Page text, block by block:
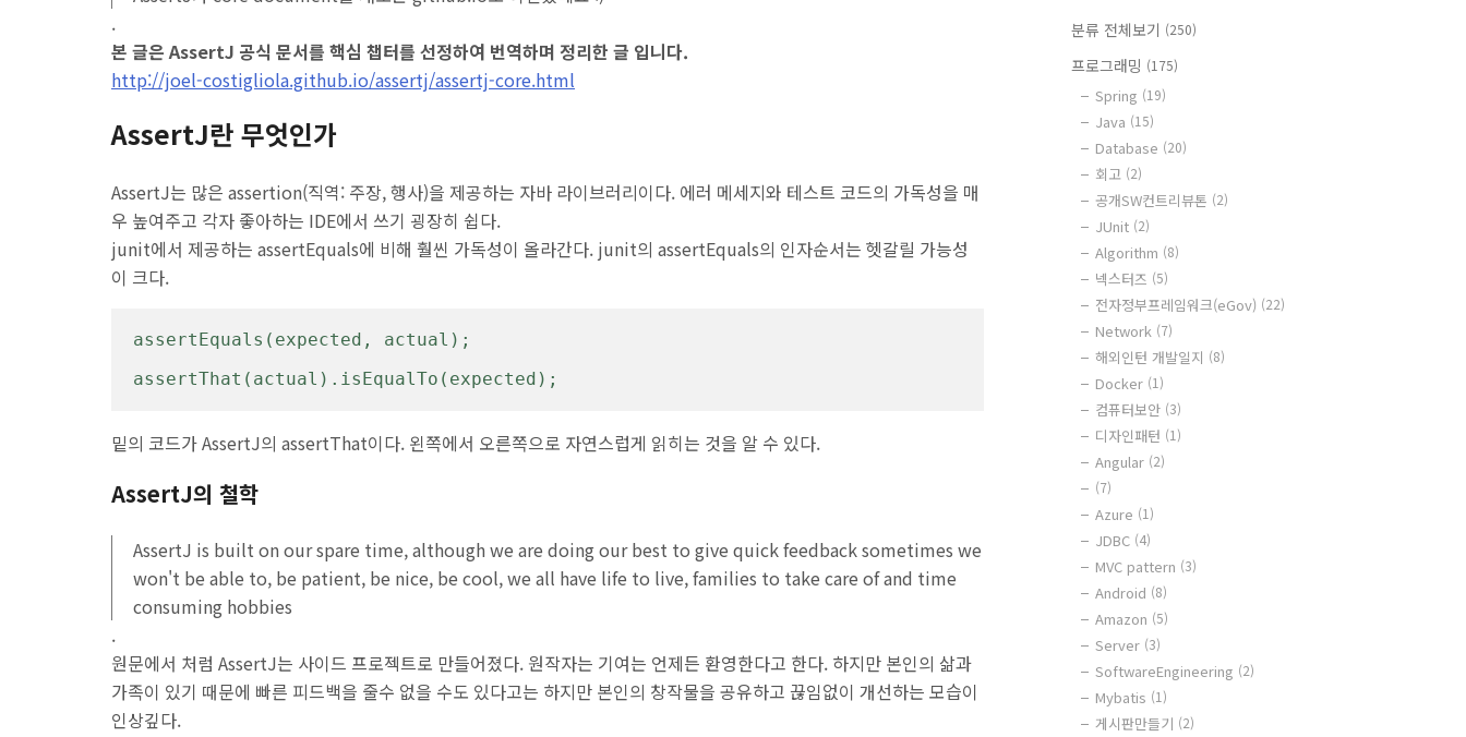
.
본 글은 AssertJ 공식 문서를 핵심 챕터를 선정하여 번역하며 정리한 글 입니다.
http://joel-costigliola.github.io/assertj/assertj-core.html
AssertJ란 무엇인가
AssertJ는 많은 assertion(직역: 주장, 행사)을 제공하는 자바 라이브러리이다. 에러 메세지와 테스트 코드의 가독성을 매
우 높여주고 각자 좋아하는 IDE에서 쓰기 굉장히 쉽다.
junit에서 제공하는 assertEquals에 비해 훨씬 가독성이 올라간다. junit의 assertEquals의 인자순서는 헷갈릴 가능성
이 크다.
assertEquals(expected, actual);
assertThat(actual).isEqualTo(expected);
밑의 코드가 AssertJ의 assertThat이다. 왼쪽에서 오른쪽으로 자연스럽게 읽히는 것을 알 수 있다.
AssertJ의 철학
AssertJ is built on our spare time, although we are doing our best to give quick feedback sometimes we
won't be able to, be patient, be nice, be cool, we all have life to live, families to take care of and time
consuming hobbies
.
원문에서 처럼 AssertJ는 사이드 프로젝트로 만들어졌다. 원작자는 기여는 언제든 환영한다고 한다. 하지만 본인의 삶과
가족이 있기 때문에 빠른 피드백을 줄수 없을 수도 있다고는 하지만 본인의 창작물을 공유하고 끊임없이 개선하는 모습이
인상깊다.
분류 전체보기 (250)
프로그래밍 (175)
Spring (19)
Java (15)
Database (20)
회고 (2)
공개SW컨트리뷰톤 (2)
JUnit (2)
Algorithm (8)
넥스터즈 (5)
전자정부프레임워크(eGov) (22)
Network (7)
해외인턴 개발일지 (8)
Docker (1)
컴퓨터보안 (3)
디자인패턴 (1)
Angular (2)
(7)
Azure (1)
JDBC (4)
MVC pattern (3)
Android (8)
Amazon (5)
Server (3)
SoftwareEngineering (2)
Mybatis (1)
게시판만들기 (2)